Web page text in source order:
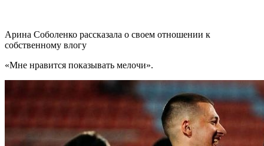
Арина Соболенко рассказала о своем отношении к
собственному влогу
«Мне нравится показывать мелочи».